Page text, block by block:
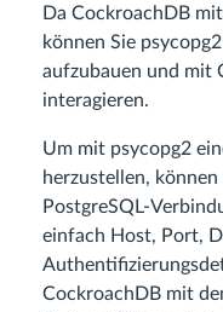
Da CockroachDB
können Sie
aufzubauen und mit
interagieren.
Um mit psycopg2
herzustellen,
PostgreSQL-
einfach Host, Port,
CockroachDB mit